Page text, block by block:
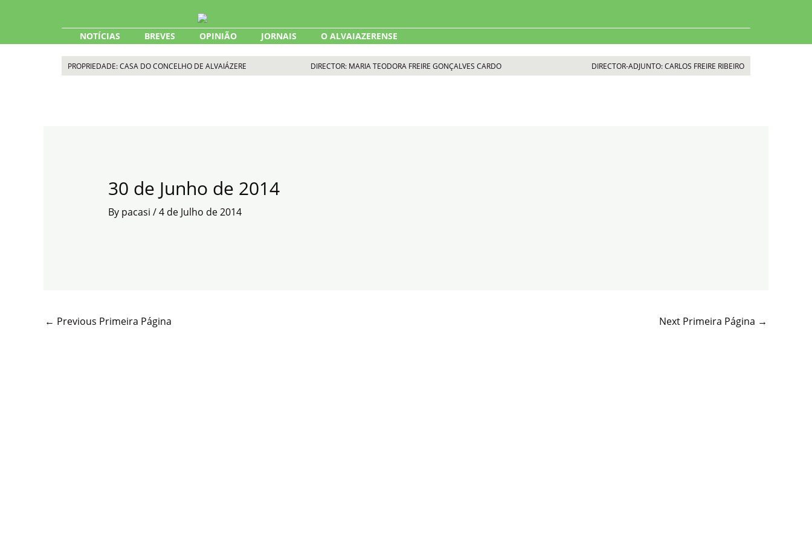
NOTÍCIAS BREVES OPINIÃO JORNAIS O ALVAIAZERENSE
PROPRIEDADE: CASA DO CONCELHO DE ALVAIÁZERE DIRECTOR: MARIA TEODORA FREIRE GONÇALVES CARDO DIRECTOR-ADJUNTO: CARLOS FREIRE RIBEIRO
30 de Junho de 2014
By pacasi /4 de Julho de 2014
← Previous Primeira Página Next Primeira Página →